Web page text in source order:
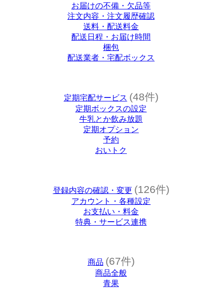
お届けの不備・欠品等
注文内容・注文履歴確認
送料・配送料金
配送日程・お届け時間
梱包
配送業者・宅配ボックス
定期宅配サービス (48件)
定期ボックスの設定
牛乳とか飲み放題
定期オプション
予約
おいトク
登録内容の確認・変更 (126件)
アカウント・各種設定
お支払い・料金
特典・サービス連携
商品 (67件)
商品全般
青果